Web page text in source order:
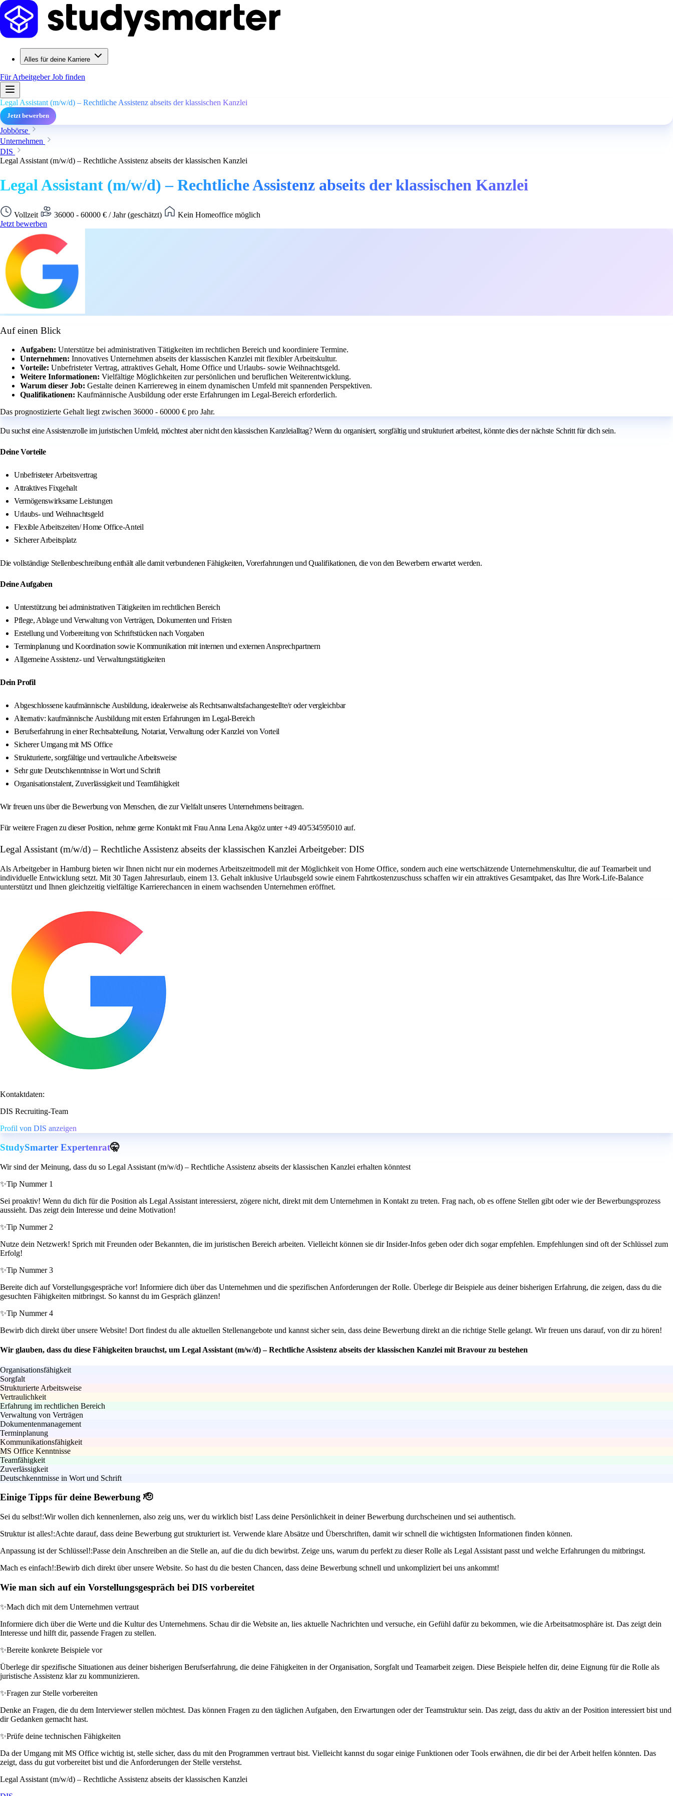
Alles für deine Karriere
Für ArbeitgeberJob finden
Legal Assistant (m/w/d) – Rechtliche Assistenz abseits der klassischen Kanzlei
Jetzt bewerben
Jobbörse
Unternehmen
DIS
Legal Assistant (m/w/d) – Rechtliche Assistenz abseits der klassischen Kanzlei
Legal Assistant (m/w/d) – Rechtliche Assistenz abseits der klassischen Kanzlei
Vollzeit 36000 - 60000 € / Jahr (geschätzt)
Kein Homeoffice möglich
Jetzt bewerben
Auf einen Blick
Aufgaben: Unterstütze bei administrativen Tätigkeiten im rechtlichen Bereich und koordiniere Termine.
Unternehmen: Innovatives Unternehmen abseits der klassischen Kanzlei mit flexibler Arbeitskultur.
Vorteile: Unbefristeter Vertrag, attraktives Gehalt, Home Office und Urlaubs- sowie Weihnachtsgeld.
Weitere Informationen: Vielfältige Möglichkeiten zur persönlichen und beruflichen Weiterentwicklung.
Warum dieser Job: Gestalte deinen Karriereweg in einem dynamischen Umfeld mit spannenden Perspektiven.
Qualifikationen: Kaufmännische Ausbildung oder erste Erfahrungen im Legal-Bereich erforderlich.
Das prognostizierte Gehalt liegt zwischen 36000 - 60000 € pro Jahr.
Du suchst eine Assistenzrolle im juristischen Umfeld, möchtest aber nicht den klassischen Kanzleialltag? Wenn du organisiert, sorgfältig und strukturiert arbeitest, könnte dies der nächste Schritt für dich sein.
Deine Vorteile
Unbefristeter Arbeitsvertrag
Attraktives Fixgehalt
Vermögenswirksame Leistungen
Urlaubs- und Weihnachtsgeld
Flexible Arbeitszeiten/ Home Office-Anteil
Sicherer Arbeitsplatz
Die vollständige Stellenbeschreibung enthält alle damit verbundenen Fähigkeiten, Vorerfahrungen und Qualifikationen, die von den Bewerbern erwartet werden.
Deine Aufgaben
Unterstützung bei administrativen Tätigkeiten im rechtlichen Bereich
Pflege, Ablage und Verwaltung von Verträgen, Dokumenten und Fristen
Erstellung und Vorbereitung von Schriftstücken nach Vorgaben
Terminplanung und Koordination sowie Kommunikation mit internen und externen Ansprechpartnern
Allgemeine Assistenz- und Verwaltungstätigkeiten
Dein Profil
Abgeschlossene kaufmännische Ausbildung, idealerweise als Rechtsanwaltsfachangestellte/r oder vergleichbar
Alternativ: kaufmännische Ausbildung mit ersten Erfahrungen im Legal-Bereich
Berufserfahrung in einer Rechtsabteilung, Notariat, Verwaltung oder Kanzlei von Vorteil
Sicherer Umgang mit MS Office
Strukturierte, sorgfältige und vertrauliche Arbeitsweise
Sehr gute Deutschkenntnisse in Wort und Schrift
Organisationstalent, Zuverlässigkeit und Teamfähigkeit
Wir freuen uns über die Bewerbung von Menschen, die zur Vielfalt unseres Unternehmens beitragen.
Für weitere Fragen zu dieser Position, nehme gerne Kontakt mit Frau Anna Lena Akgöz unter +49 40/534595010 auf.
Legal Assistant (m/w/d) – Rechtliche Assistenz abseits der klassischen Kanzlei Arbeitgeber: DIS
Als Arbeitgeber in Hamburg bieten wir Ihnen nicht nur ein modernes Arbeitszeitmodell mit der Möglichkeit von Home Office, sondern auch eine wertschätzende Unternehmenskultur, die auf Teamarbeit und
individuelle Entwicklung setzt. Mit 30 Tagen Jahresurlaub, einem 13. Gehalt inklusive Urlaubsgeld sowie einem Fahrtkostenzuschuss schaffen wir ein attraktives Gesamtpaket, das Ihre Work-Life-Balance
unterstützt und Ihnen gleichzeitig vielfältige Karrierechancen in einem wachsenden Unternehmen eröffnet.
Kontaktdaten:
DIS Recruiting-Team
Profil von DIS anzeigen
StudySmarter Expertenrat🤫
Wir sind der Meinung, dass du so Legal Assistant (m/w/d) – Rechtliche Assistenz abseits der klassischen Kanzlei erhalten könntest
✨Tip Nummer 1
Sei proaktiv! Wenn du dich für die Position als Legal Assistant interessierst, zögere nicht, direkt mit dem Unternehmen in Kontakt zu treten. Frag nach, ob es offene Stellen gibt oder wie der Bewerbungsprozess
aussieht. Das zeigt dein Interesse und deine Motivation!
✨Tip Nummer 2
Nutze dein Netzwerk! Sprich mit Freunden oder Bekannten, die im juristischen Bereich arbeiten. Vielleicht können sie dir Insider-Infos geben oder dich sogar empfehlen. Empfehlungen sind oft der Schlüssel zum
Erfolg!
✨Tip Nummer 3
Bereite dich auf Vorstellungsgespräche vor! Informiere dich über das Unternehmen und die spezifischen Anforderungen der Rolle. Überlege dir Beispiele aus deiner bisherigen Erfahrung, die zeigen, dass du die
gesuchten Fähigkeiten mitbringst. So kannst du im Gespräch glänzen!
✨Tip Nummer 4
Bewirb dich direkt über unsere Website! Dort findest du alle aktuellen Stellenangebote und kannst sicher sein, dass deine Bewerbung direkt an die richtige Stelle gelangt. Wir freuen uns darauf, von dir zu hören!
Wir glauben, dass du diese Fähigkeiten brauchst, um Legal Assistant (m/w/d) – Rechtliche Assistenz abseits der klassischen Kanzlei mit Bravour zu bestehen
Organisationsfähigkeit
Sorgfalt
Strukturierte Arbeitsweise
Vertraulichkeit
Erfahrung im rechtlichen Bereich
Verwaltung von Verträgen
Dokumentenmanagement
Terminplanung
Kommunikationsfähigkeit
MS Office Kenntnisse
Teamfähigkeit
Zuverlässigkeit
Deutschkenntnisse in Wort und Schrift
Einige Tipps für deine Bewerbung 🫡
Sei du selbst!:Wir wollen dich kennenlernen, also zeig uns, wer du wirklich bist! Lass deine Persönlichkeit in deiner Bewerbung durchscheinen und sei authentisch.
Struktur ist alles!:Achte darauf, dass deine Bewerbung gut strukturiert ist. Verwende klare Absätze und Überschriften, damit wir schnell die wichtigsten Informationen finden können.
Anpassung ist der Schlüssel!:Passe dein Anschreiben an die Stelle an, auf die du dich bewirbst. Zeige uns, warum du perfekt zu dieser Rolle als Legal Assistant passt und welche Erfahrungen du mitbringst.
Mach es einfach!:Bewirb dich direkt über unsere Website. So hast du die besten Chancen, dass deine Bewerbung schnell und unkompliziert bei uns ankommt!
Wie man sich auf ein Vorstellungsgespräch bei DIS vorbereitet
✨Mach dich mit dem Unternehmen vertraut
Informiere dich über die Werte und die Kultur des Unternehmens. Schau dir die Website an, lies aktuelle Nachrichten und versuche, ein Gefühl dafür zu bekommen, wie die Arbeitsatmosphäre ist. Das zeigt dein
Interesse und hilft dir, passende Fragen zu stellen.
✨Bereite konkrete Beispiele vor
Überlege dir spezifische Situationen aus deiner bisherigen Berufserfahrung, die deine Fähigkeiten in der Organisation, Sorgfalt und Teamarbeit zeigen. Diese Beispiele helfen dir, deine Eignung für die Rolle als
juristische Assistenz klar zu kommunizieren.
✨Fragen zur Stelle vorbereiten
Denke an Fragen, die du dem Interviewer stellen möchtest. Das können Fragen zu den täglichen Aufgaben, den Erwartungen oder der Teamstruktur sein. Das zeigt, dass du aktiv an der Position interessiert bist und
dir Gedanken gemacht hast.
✨Prüfe deine technischen Fähigkeiten
Da der Umgang mit MS Office wichtig ist, stelle sicher, dass du mit den Programmen vertraut bist. Vielleicht kannst du sogar einige Funktionen oder Tools erwähnen, die dir bei der Arbeit helfen könnten. Das
zeigt, dass du gut vorbereitet bist und die Anforderungen der Stelle verstehst.
Legal Assistant (m/w/d) – Rechtliche Assistenz abseits der klassischen Kanzlei